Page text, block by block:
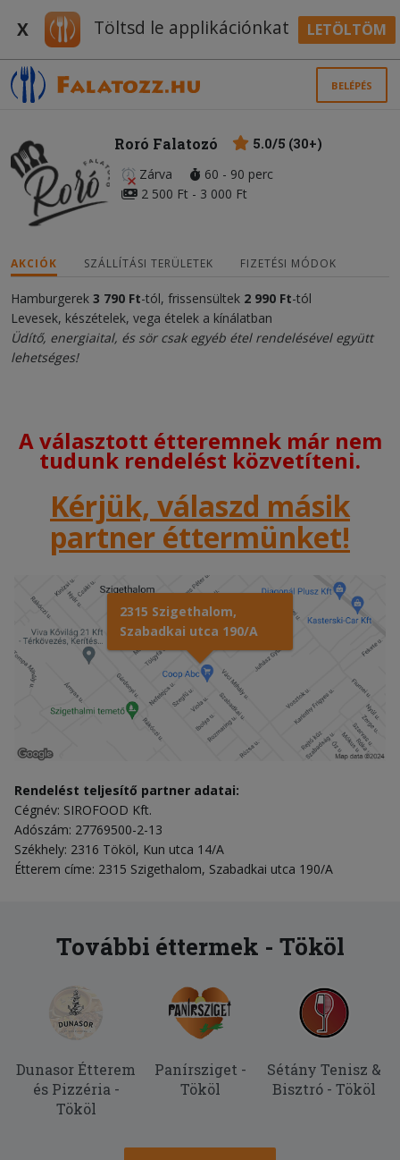
X Töltsd le applikációnkat LETÖLTÖM
BELÉPÉS
Roró Falatozó
5.0/5 (30+)
Zárva
60 - 90 perc
2 500 Ft - 3 000 Ft
AKCIÓK SZÁLLÍTÁSI TERÜLETEK FIZETÉSI MÓDOK
Hamburgerek 3 790 Ft-tól, frissensültek 2 990 Ft-tól
Levesek, készételek, vega ételek a kínálatban
Üdítő, energiaital, és sör csak egyéb étel rendelésével együtt
lehetséges!
A választott étteremnek már nem
tudunk rendelést közvetíteni.
Kérjük, válaszd másik
partner éttermünket!
2315 Szigethalom,
Szabadkai utca 190/A
Rendelést teljesítő partner adatai:
Cégnév: SIROFOOD Kft.
Adószám: 27769500-2-13
Székhely: 2316 Tököl, Kun utca 14/A
Étterem címe: 2315 Szigethalom, Szabadkai utca 190/A
További éttermek - Tököl
Dunasor Étterem
és Pizzéria -
Tököl
Panírsziget -
Tököl
Sétány Tenisz &
Bisztró - Tököl